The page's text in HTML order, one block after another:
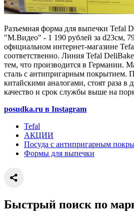
Разъемная форма для выпечки Tefal
"М.Видео" - 1 190 рублей за d23см,
официальном интернет-магазине
соответственно. Линия Tefal
тем, что производится в Германии.
сталь с антипригарным покрытием.
китайскими аналогами, стоят раза в
качество и срок службы выше на
posudka.ru в Instagram
Tefal
АКЦИИ
Посуда с антипригарным
Формы для выпечки
Быстрый поиск по